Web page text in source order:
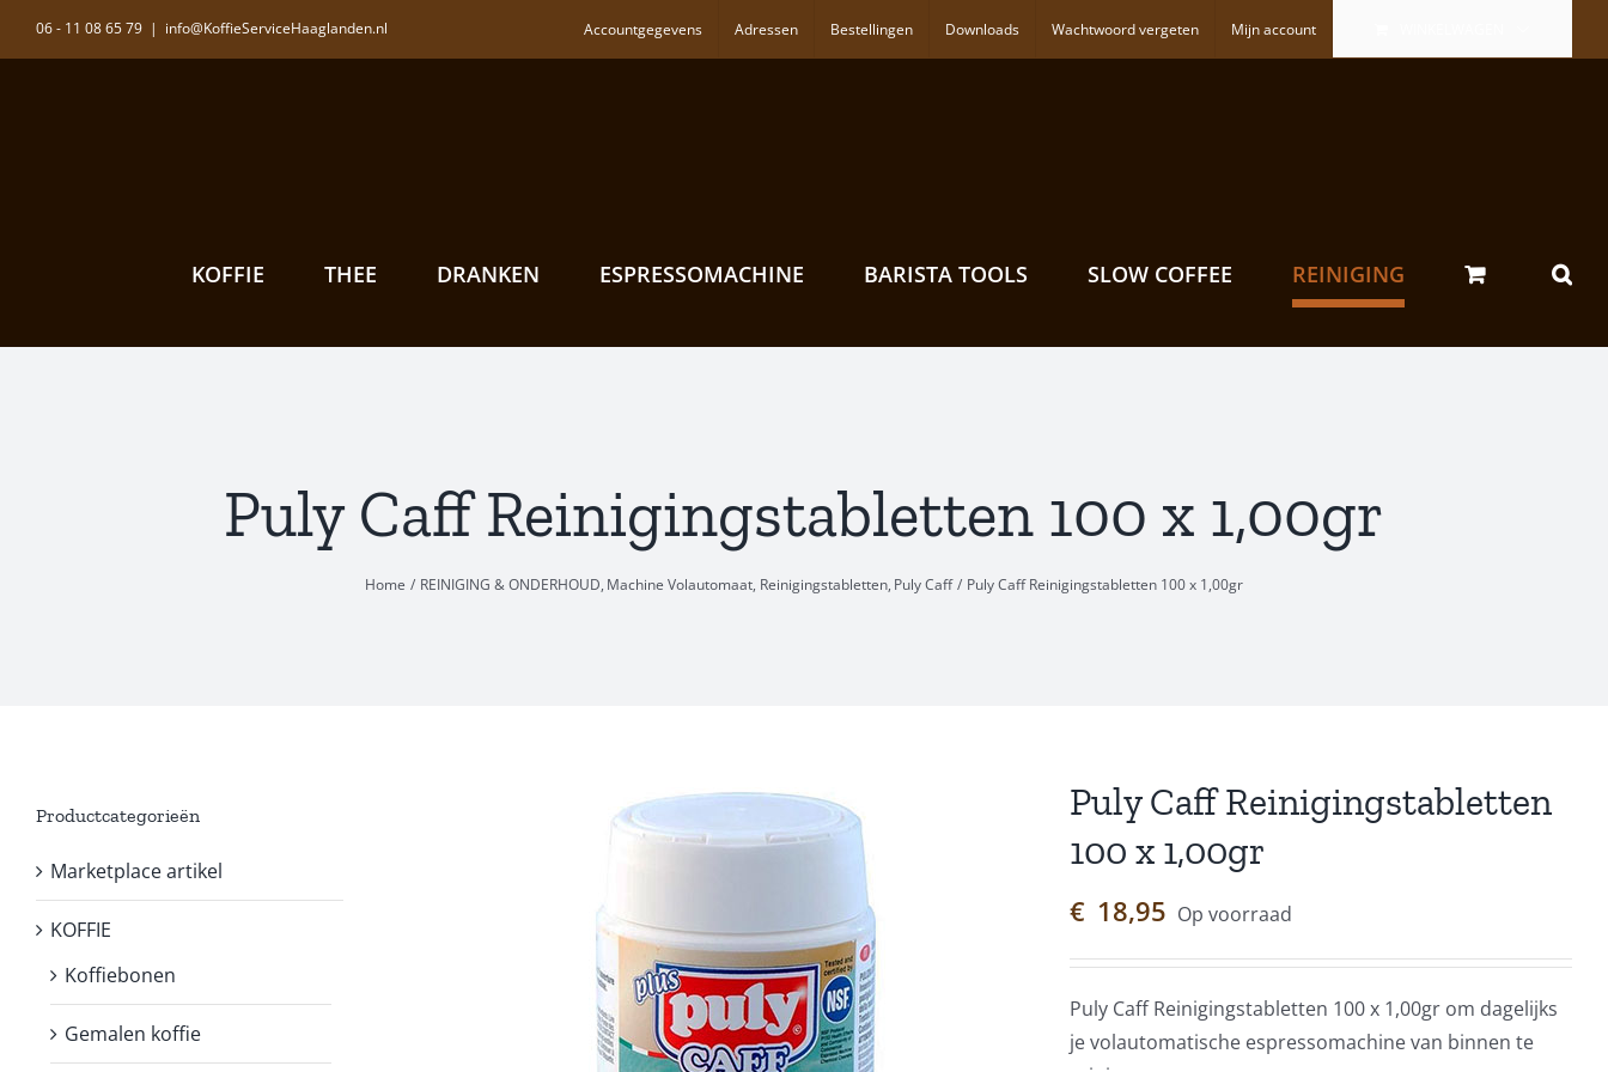
06 - 11 08 65 79 | info@KoffieServiceHaaglanden.nl Accountgegevens Adressen Bestellingen Downloads Wachtwoord vergeten Mijn account
KOFFIE THEE DRANKEN ESPRESSOMACHINE BARISTA TOOLS SLOW COFFEE REINIGING
Puly Caff Reinigingstabletten 100 x 1,00gr
Home REINIGING & ONDERHOUD Machine Volautomaat Reinigingstabletten Puly Caff Puly Caff Reinigingstabletten 100 x 1,00gr
Puly Caff Reinigingstabletten
100 x 1,00gr
€ 18,95 Op voorraad
Puly Caff Reinigingstabletten 100 x 1,00gr om dagelijks
je volautomatische espressomachine van binnen te
Productcategorieën
Marketplace artikel
KOFFIE
Koffiebonen
Gemalen koffie